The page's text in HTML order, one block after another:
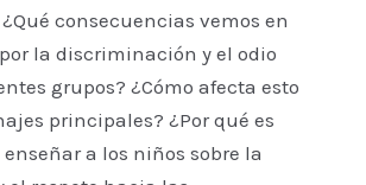
consecuencias vemos en
la discriminación y el odio
grupos? ¿Cómo afecta esto
principales? ¿Por qué es
a los niños sobre la